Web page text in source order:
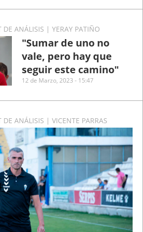
DE ANÁLISIS | YERAY PATIÑO
"Sumar de uno no
vale, pero hay que
seguir este camino"
12 de Marzo, 2023 - 15:47
DE ANÁLISIS | VICENTE PARRAS